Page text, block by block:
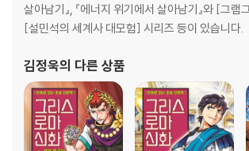
살아남기』, 『에너지 위기에서 살아남기』와 [그
[설민석의 세계사 대모험] 시리즈 등이 있습니다.
김정욱의 다른 상품